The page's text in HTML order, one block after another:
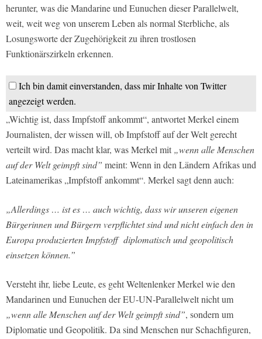
herunter, was die Mandarine und Eunuchen dieser Parallelwelt,
weit, weit weg von unserem Leben als normal Sterbliche, als
Losungsworte der Zugehörigkeit zu ihren trostlosen
Funktionärszirkeln erkennen.
Ich bin damit einverstanden, dass mir Inhalte von Twitter
angezeigt werden.
„Wichtig ist, dass Impfstoff ankommt“, antwortet Merkel einem
Journalisten, der wissen will, ob Impfstoff auf der Welt gerecht
verteilt wird. Das macht klar, was Merkel mit „wenn alle Menschen
auf der Welt geimpft sind” meint: Wenn in den Ländern Afrikas und
Lateinamerikas „Impfstoff ankommt“. Merkel sagt denn auch:
„Allerdings … ist es … auch wichtig, dass wir unseren eigenen
Bürgerinnen und Bürgern verpflichtet sind und nicht einfach den in
Europa produzierten Impfstoff diplomatisch und geopolitisch
einsetzen können.”
Versteht ihr, liebe Leute, es geht Weltenlenker Merkel wie den
Mandarinen und Eunuchen der EU-UN-Parallelwelt nicht um
„wenn alle Menschen auf der Welt geimpft sind”, sondern um
Diplomatie und Geopolitik. Da sind Menschen nur Schachfiguren,